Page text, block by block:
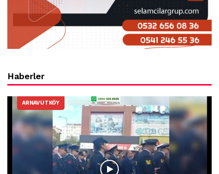
Haberler
ARNAVUTKÖY